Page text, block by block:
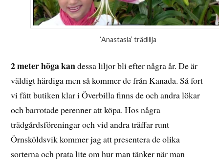
‘Anastasia’ trädlilja
2 meter höga kandessa liljor bli efter några år. De är
väldigt härdiga men så kommer de från Kanada. Så fort
vi fått butiken klar i Överbilla finns de och andra lökar
och barrotade perenner att köpa. Hos några
trädgårdsföreningar och vid andra träffar runt
Örnsköldsvik kommer jag att presentera de olika
sorterna och prata lite om hur man tänker när man